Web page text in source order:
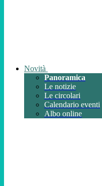
Novità
Panoramica
Le notizie
Le circolari
Calendario eventi
Albo online